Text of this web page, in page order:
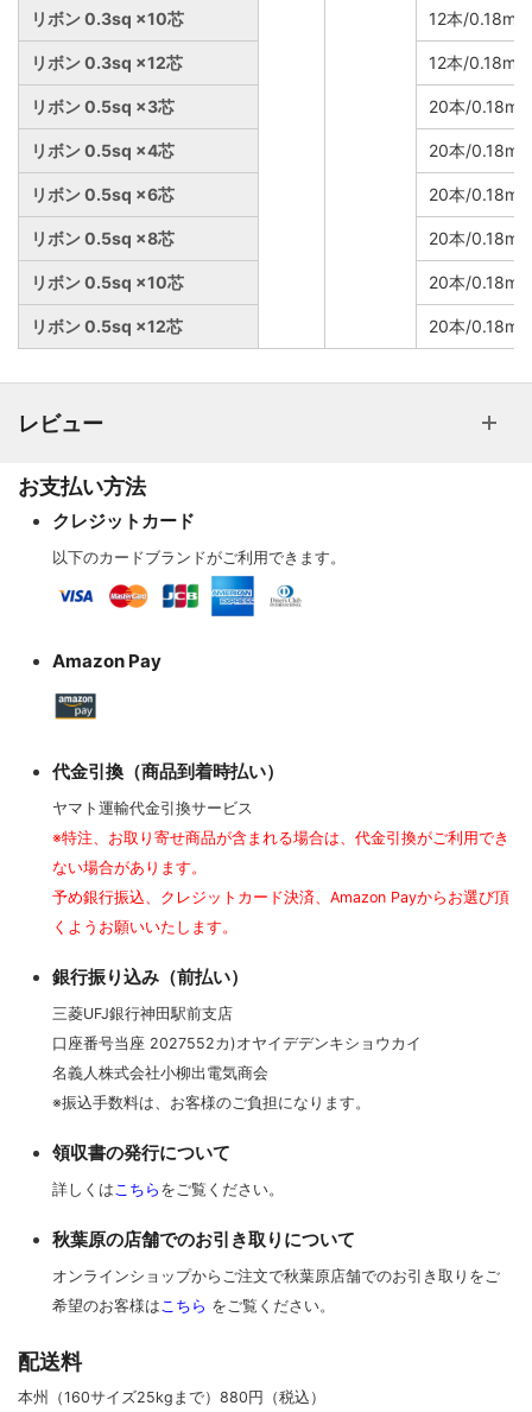
リボン 0.3sq ×10芯 12本/
リボン 0.3sq ×12芯 12本/
リボン 0.5sq ×3芯 20本/
リボン 0.5sq ×4芯 20本/
リボン 0.5sq ×6芯 20本/
リボン 0.5sq ×8芯 20本/
リボン 0.5sq ×10芯 20本/
リボン 0.5sq ×12芯 20本/
レビュー
お支払い方法
クレジットカード
以下のカードブランドがご利用できます。
Amazon Pay
代金引換（商品到着時払い）
ヤマト運輸代金引換サービス
※特注、お取り寄せ商品が含まれる場合は、代金引換がご利用でき
ない場合があります。
予め銀行振込、クレジットカード決済、Amazon Payからお選び頂
くようお願いいたします。
銀行振り込み（前払い）
三菱UFJ銀行神田駅前支店
口座番号当座 2027552カ)オヤイデデンキショウカイ
名義人株式会社小柳出電気商会
※振込手数料は、お客様のご負担になります。
領収書の発行について
詳しくは こちら をご覧ください。
秋葉原の店舗でのお引き取りについて
オンラインショップからご注文で秋葉原店舗でのお引き取りをご
希望のお客様は こちら をご覧ください。
配送料
本州（160サイズ25kgまで）880円（税込）